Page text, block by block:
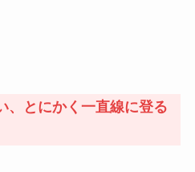
、とにかく一直線に登る